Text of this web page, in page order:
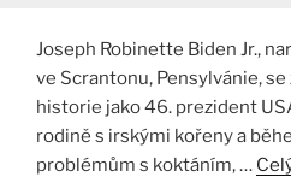
Joseph Robinette Biden Jr.,
ve Scrantonu, Pensylvánie,
historie jako 46. prezident
rodině s irskými kořeny a
problémům s koktáním, …